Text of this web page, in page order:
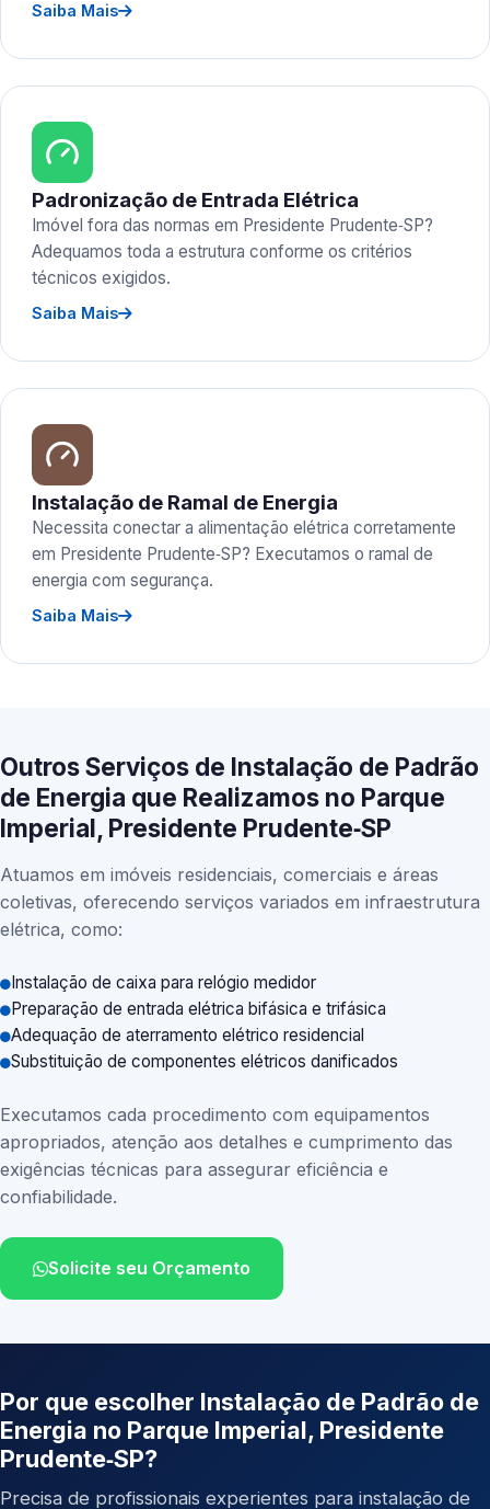
Saiba Mais
Padronização de Entrada Elétrica
Imóvel fora das normas em Presidente Prudente‑SP?
Adequamos toda a estrutura conforme os critérios
técnicos exigidos.
Saiba Mais
Instalação de Ramal de Energia
Necessita conectar a alimentação elétrica corretamente
em Presidente Prudente‑SP? Executamos o ramal de
energia com segurança.
Saiba Mais
Outros Serviços de Instalação de Padrão
de Energia que Realizamos no Parque
Imperial, Presidente Prudente‑SP
Atuamos em imóveis residenciais, comerciais e áreas
coletivas, oferecendo serviços variados em infraestrutura
elétrica, como:
Instalação de caixa para relógio medidor
Preparação de entrada elétrica bifásica e trifásica
Adequação de aterramento elétrico residencial
Substituição de componentes elétricos danificados
Executamos cada procedimento com equipamentos
apropriados, atenção aos detalhes e cumprimento das
exigências técnicas para assegurar eficiência e
confiabilidade.
Solicite seu Orçamento
Por que escolher Instalação de Padrão de
Energia no Parque Imperial, Presidente
Prudente‑SP?
Precisa de profissionais experientes para instalação de